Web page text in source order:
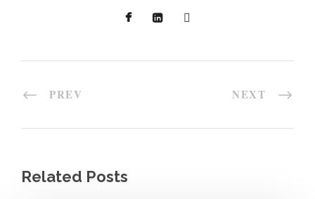
PREV NEXT
Related Posts